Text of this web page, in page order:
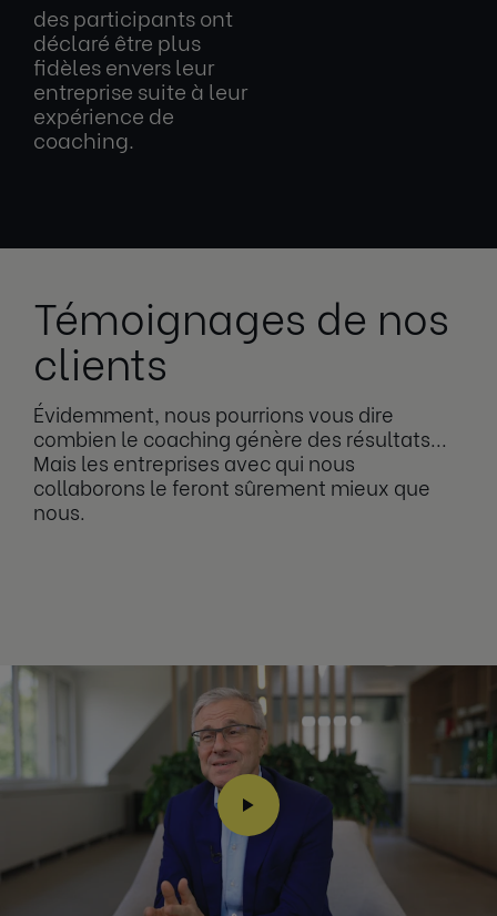
des participants ont
déclaré être plus
fidèles envers leur
entreprise suite à leur
expérience de
coaching.
Témoignages de nos
clients
Évidemment, nous pourrions vous dire
combien le coaching génère des résultats...
Mais les entreprises avec qui nous
collaborons le feront sûrement mieux que
nous.